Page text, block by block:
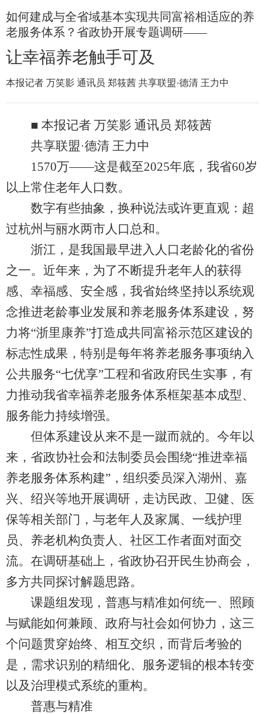
如何建成与全省域基本实现共同富裕相适应的养
老服务体系？省政协开展专题调研——
让幸福养老触手可及
本报记者 万笑影 通讯员 郑筱茜 共享联盟·德清 王力中
■ 本报记者 万笑影 通讯员 郑筱茜
共享联盟·德清 王力中
1570万——这是截至2025年底，我省60岁
以上常住老年人口数。
数字有些抽象，换种说法或许更直观：超
过杭州与丽水两市人口总和。
浙江，是我国最早进入人口老龄化的省份
之一。近年来，为了不断提升老年人的获得
感、幸福感、安全感，我省始终坚持以系统观
念推进老龄事业发展和养老服务体系建设，努
力将“浙里康养”打造成共同富裕示范区建设的
标志性成果，特别是每年将养老服务事项纳入
公共服务“七优享”工程和省政府民生实事，有
力推动我省幸福养老服务体系框架基本成型、
服务能力持续增强。
但体系建设从来不是一蹴而就的。今年以
来，省政协社会和法制委员会围绕“推进幸福
养老服务体系构建”，组织委员深入湖州、嘉
兴、绍兴等地开展调研，走访民政、卫健、医
保等相关部门，与老年人及家属、一线护理
员、养老机构负责人、社区工作者面对面交
流。在调研基础上，省政协召开民生协商会，
多方共同探讨解题思路。
课题组发现，普惠与精准如何统一、照顾
与赋能如何兼顾、政府与社会如何协力，这三
个问题贯穿始终、相互交织，而背后考验的
是，需求识别的精细化、服务逻辑的根本转变
以及治理模式系统的重构。
普惠与精准